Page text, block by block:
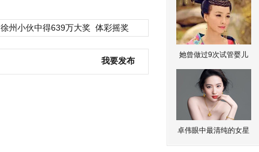
徐州小伙中得639万大奖 体彩摇奖
我要发布
她曾做过9次试管婴儿
卓伟眼中最清纯的女星